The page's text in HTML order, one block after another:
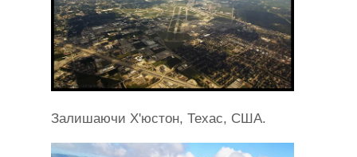
Залишаючи Х'юстон, Техас, США.